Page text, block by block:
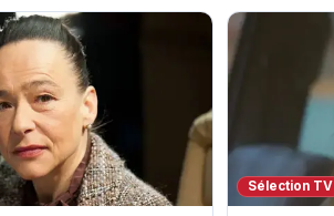
Sélection TV